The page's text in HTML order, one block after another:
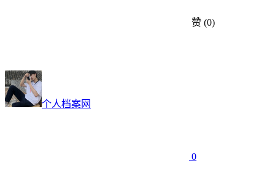
赞 (0)
个人档案网
0